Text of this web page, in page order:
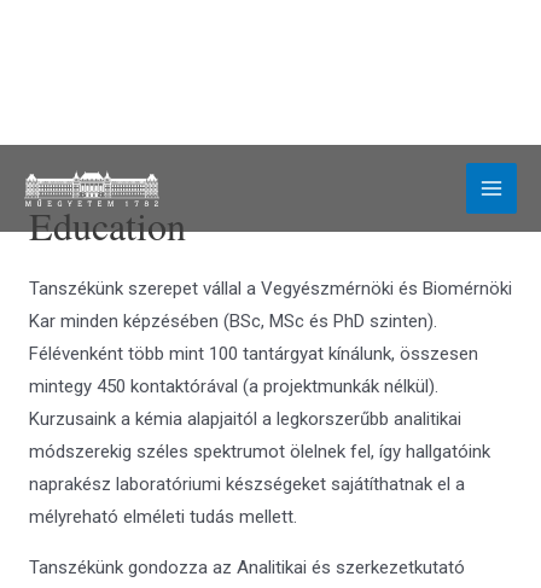
Education
Tanszékünk szerepet vállal a Vegyészmérnöki és Biomérnöki
Kar minden képzésében (BSc, MSc és PhD szinten).
Félévenként több mint 100 tantárgyat kínálunk, összesen
mintegy 450 kontaktórával (a projektmunkák nélkül).
Kurzusaink a kémia alapjaitól a legkorszerűbb analitikai
módszerekig széles spektrumot ölelnek fel, így hallgatóink
naprakész laboratóriumi készségeket sajátíthatnak el a
mélyreható elméleti tudás mellett.
Tanszékünk gondozza az Analitikai és szerkezetkutató